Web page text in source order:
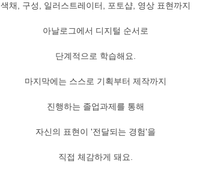
색채, 구성, 일러스트레이터, 포토샵, 영상 표현까지
아날로그에서 디지털 순서로
단계적으로 학습해요.
마지막에는 스스로 기획부터 제작까지
진행하는 졸업과제를 통해
자신의 표현이 '전달되는 경험'을
직접 체감하게 돼요.